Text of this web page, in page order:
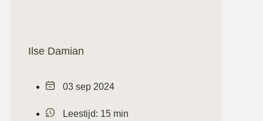
Ilse Damian
03 sep 2024
Leestijd: 15 min